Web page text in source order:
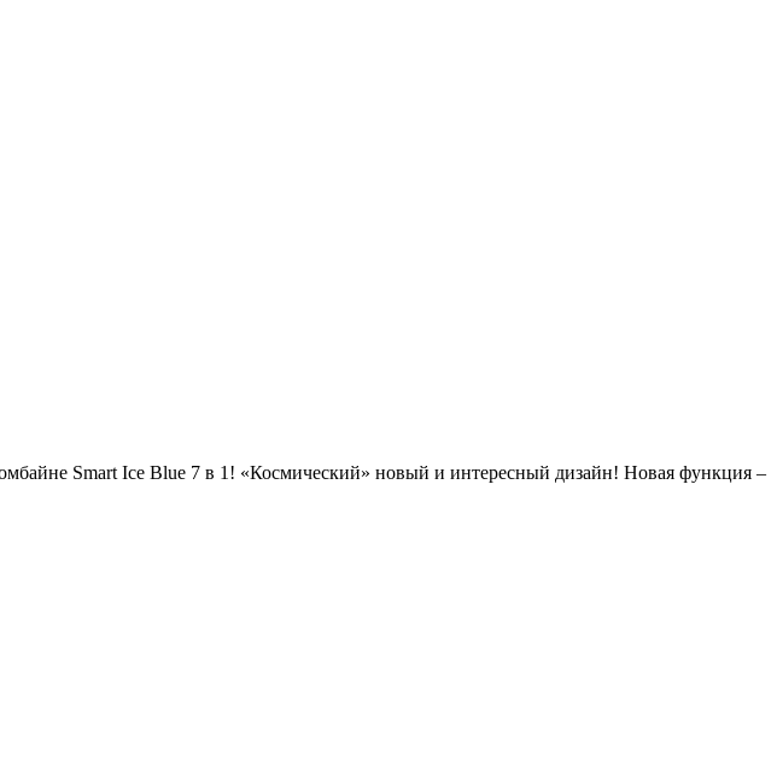
Smart Ice Blue 7 в 1! «Космический» новый и интересный дизайн! Новая функция –